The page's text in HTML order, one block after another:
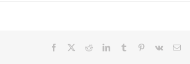
Facebook RedditLinkedInTumblr Pinterest
Vk
E-